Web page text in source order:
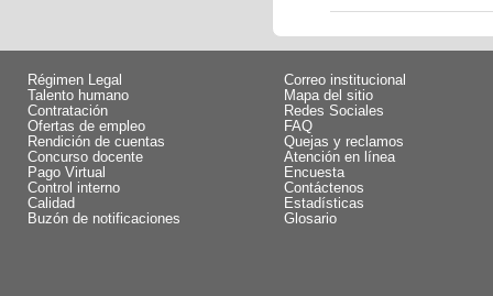
Régimen Legal
Talento humano
Contratación
Ofertas de empleo
Rendición de cuentas
Concurso docente
Pago Virtual
Control interno
Calidad
Buzón de notificaciones
Correo institucional
Mapa del sitio
Redes Sociales
FAQ
Quejas y reclamos
Atención en línea
Encuesta
Contáctenos
Estadísticas
Glosario